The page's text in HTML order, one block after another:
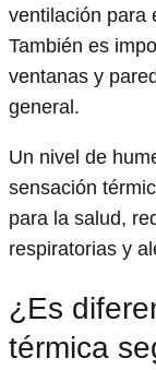
ventilación para
También es
ventanas y
general.
Un nivel de
sensación
para la salud,
respiratorias y
¿Es
térmica